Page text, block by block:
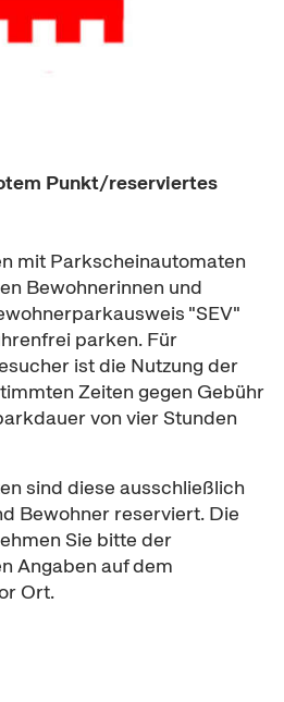
Punkt/reserviertes
mit Parkscheinautomaten
Bewohnerinnen und
"SEV"
parken. Für
ist die Nutzung der
Zeiten gegen Gebühr
von vier Stunden
sind diese ausschließlich
Bewohner reserviert. Die
Sie bitte der
Angaben auf dem
Ort.